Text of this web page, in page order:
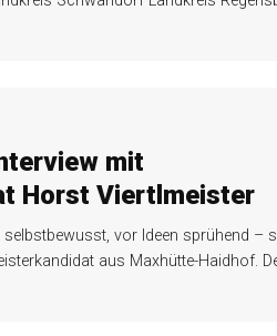
mit
Horst Viertlmeister
selbstbewusst, vor Ideen sprühend –
aus Maxhütte-Haidhof.